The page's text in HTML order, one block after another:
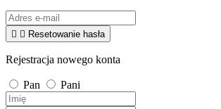
  Resetowanie hasła
Rejestracja nowego konta
Pan Pani